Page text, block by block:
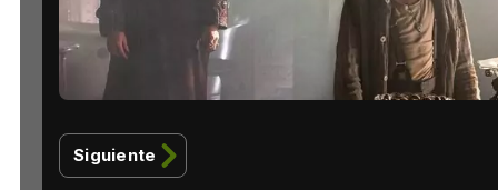
Siguiente